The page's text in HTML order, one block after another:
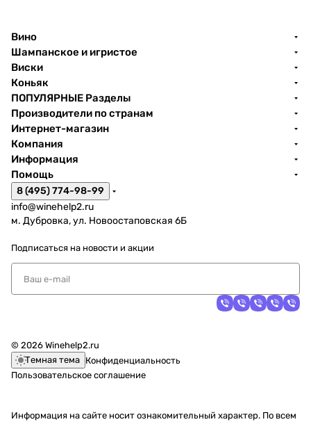
Вино
Шампанское и игристое
Виски
Коньяк
ПОПУЛЯРНЫЕ Разделы
Производители по странам
Интернет-магазин
Компания
Информация
Помощь
8 (495) 774-98-99
info@winehelp2.ru
м. Дубровка, ул. Новоостаповская 6Б
Подписаться на новости и акции
© 2026 Winehelp2.ru
Темная тема Конфиденциальность
Пользовательское соглашение
Информация на сайте носит ознакомительный характер. По всем